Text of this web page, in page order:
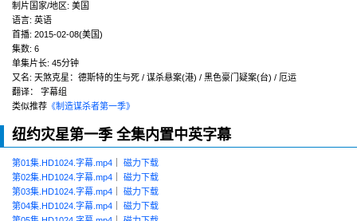
制片国家/地区: 美国
语言: 英语
首播: 2015-02-08(美国)
集数: 6
单集片长: 45分钟
又名: 天煞克星：德斯特的生与死 / 谋杀悬案(港) / 黑色豪门疑案(台) / 厄运
翻译： 字幕组
类似推荐 《制造谋杀者第一季》
纽约灾星第一季 全集内置中英字幕
第01集.HD1024.字幕.mp4
磁力下载
第02集.HD1024.字幕.mp4
磁力下载
第03集.HD1024.字幕.mp4
磁力下载
第04集.HD1024.字幕.mp4
磁力下载